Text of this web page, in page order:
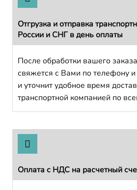
Отгрузка и отправка
России и СНГ в день оплаты
После обработки вашего
свяжется с Вами по телефону и
и уточнит удобное время
транспортной компанией по
Оплата с НДС на расчетный